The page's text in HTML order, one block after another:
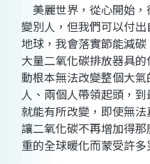
美麗世界，從心開始
變別人，但我們可以付
地球，我會落實節能減
大量二氧化碳排放器具
動根本無法改變整個大
人、兩個人帶領起頭，
就能有所改變，即使無
讓二氧化碳不再增加得
重的全球暖化而蒙受許多